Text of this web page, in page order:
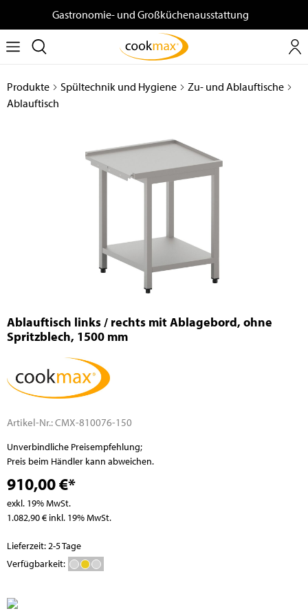
Gastronomie- und Großküchenausstattung
Produkte Spültechnik und Hygiene
Zu- und Ablauftische
Ablauftisch
Ablauftisch links / rechts mit Ablagebord, ohne
Spritzblech, 1500 mm
Artikel-Nr.:CMX-810076-150
Unverbindliche Preisempfehlung;
Preis beim Händler kann abweichen.
910,00 €*
exkl. 19% MwSt.
1.082,90 € inkl. 19% MwSt.
Lieferzeit: 2-5 Tage
Verfügbarkeit: